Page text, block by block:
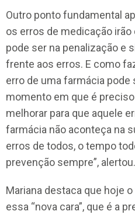
Outro ponto fundamental
os erros de medicação
pode ser na penalização e
frente aos erros. E como
erro de uma farmácia pode
momento em que é
melhorar para que aquele
farmácia não aconteça na
erros de todos, o tempo
prevenção sempre”, alertou.
Mariana destaca que hoje
essa “nova cara”, que é a